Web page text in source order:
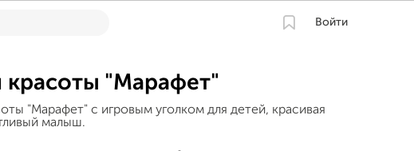
Войти
красоты "Марафет"
"Марафет" с игровым уголком для детей, красивая
малыш.